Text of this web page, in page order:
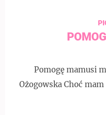
Pomogę mamusi
Ożogowska Choć